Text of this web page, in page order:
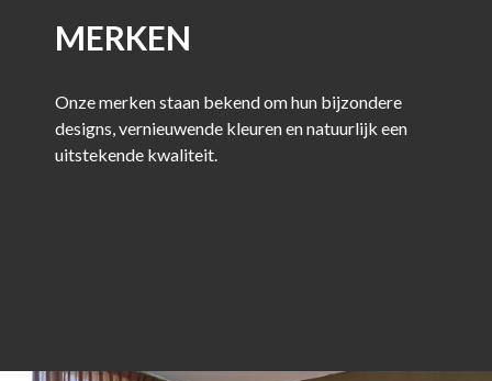
MERKEN
Onze merken staan bekend om hun bijzondere
designs, vernieuwende kleuren en natuurlijk een
uitstekende kwaliteit.